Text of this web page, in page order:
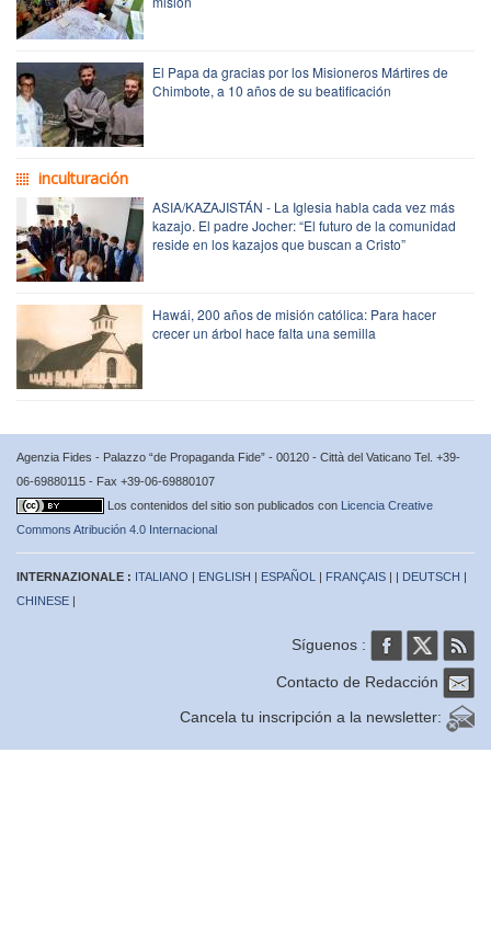
El Papa da gracias por los Misioneros Mártires de
Chimbote, a 10 años de su beatificación
inculturación
ASIA/KAZAJISTÁN - La Iglesia habla cada vez más
kazajo. El padre Jocher: “El futuro de la comunidad
reside en los kazajos que buscan a Cristo”
Hawái, 200 años de misión católica: Para hacer
crecer un árbol hace falta una semilla
Agenzia Fides - Palazzo “de Propaganda Fide” - 00120 - Città del Vaticano Tel. +39-
06-69880115 - Fax +39-06-69880107
Los contenidos del sitio son publicados con Licencia Creative
Commons Atribución 4.0 Internacional
INTERNAZIONALE : ITALIANO | ENGLISH | ESPAÑOL | FRANÇAIS | | DEUTSCH |
CHINESE |
Síguenos :
Contacto de Redacción
Cancela tu inscripción a la newsletter: